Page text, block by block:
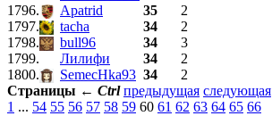
1796.
Apatrid 35
2
1797.
tacha 34
2
1798.
bull96 34
3
1799.
Лилифи 34
2
1800.
SemecHka93 34
2
Страницы ← Ctrl предыдущая следующая
1 ... 54 55 56 57 58 59 60 61 62 63 64 65 66